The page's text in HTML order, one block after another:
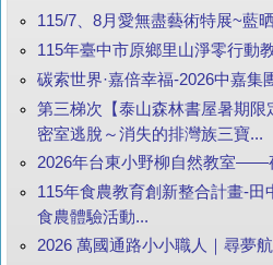
115/7、8月愛無盡藝術特展~藍
115年臺中市原鄉里山淨零行動
碳索世界·嘉倍幸福-2026中嘉集
第三梯次【泰山森林書屋暑期
密室逃脫～消失的排灣族三寶...
2026年台東小野柳自然教室——
115年食農教育創新整合計畫-田
食農體驗活動...
2026 萬國通路小小職人｜尋夢